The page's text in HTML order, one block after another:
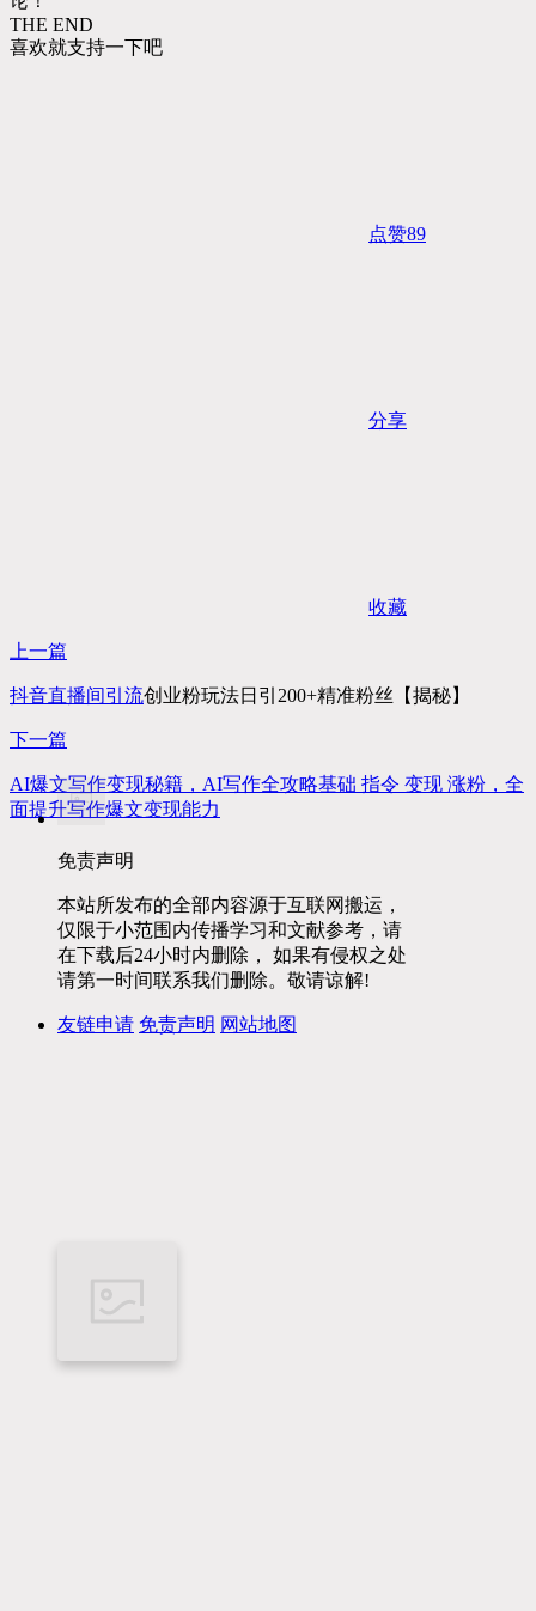
THE END
喜欢就支持一下吧
点赞89
分享
收藏
上一篇
抖音直播间引流创业粉玩法日引200+精准粉丝【揭秘】
下一篇
AI爆文写作变现秘籍，AI写作全攻略基础 指令 变现 涨粉，全
面提升写作爆文变现能力
免责声明
本站所发布的全部内容源于互联网搬运，
仅限于小范围内传播学习和文献参考，请
在下载后24小时内删除， 如果有侵权之处
请第一时间联系我们删除。敬请谅解!
友链申请 免责声明 网站地图